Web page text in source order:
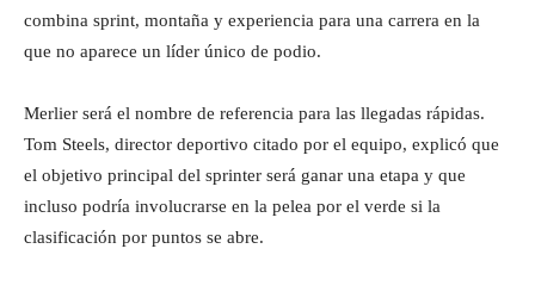
combina sprint, montaña y experiencia para una carrera en la
que no aparece un líder único de podio.
Merlier será el nombre de referencia para las llegadas rápidas.
Tom Steels, director deportivo citado por el equipo, explicó que
el objetivo principal del sprinter será ganar una etapa y que
incluso podría involucrarse en la pelea por el verde si la
clasificación por puntos se abre.